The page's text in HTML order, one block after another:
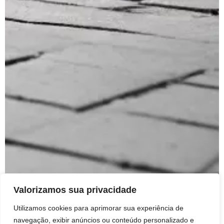
Valorizamos sua privacidade
Utilizamos cookies para aprimorar sua experiência de
navegação, exibir anúncios ou conteúdo personalizado e